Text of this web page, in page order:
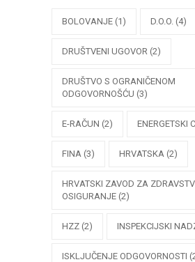
BOLOVANJE (1) D.O.O. (4)
DRUŠTVENI UGOVOR (2)
DRUŠTVO S OGRANIČENOM
ODGOVORNOŠĆU (3)
E-RAČUN (2) ENERGETSKI
FINA (3) HRVATSKA (2)
HRVATSKI ZAVOD ZA
OSIGURANJE (2)
HZZ (2) INSPEKCIJSKI
ISKLJUČENJE ODGOVORNOSTI